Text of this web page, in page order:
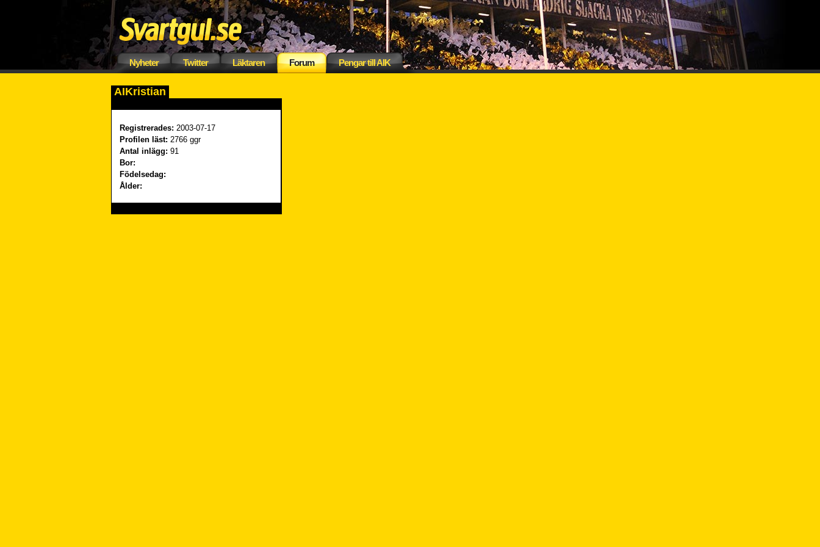
Nyheter Twitter Läktaren Forum Pengar till AIK
AIKristian
Registrerades: 2003-07-17
Profilen läst: 2766 ggr
Antal inlägg: 91
Bor:
Födelsedag:
Ålder: